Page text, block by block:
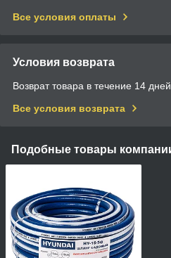
Все условия оплаты
Условия возврата
Возврат товара в течение 14
Все условия возврата
Подобные товары